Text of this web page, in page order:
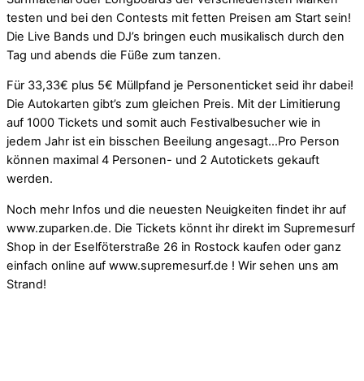
testen und bei den Contests mit fetten Preisen am Start sein!
Die Live Bands und DJ’s bringen euch musikalisch durch den
Tag und abends die Füße zum tanzen.
Für 33,33€ plus 5€ Müllpfand je Personenticket seid ihr dabei!
Die Autokarten gibt’s zum gleichen Preis. Mit der Limitierung
auf 1000 Tickets und somit auch Festivalbesucher wie in
jedem Jahr ist ein bisschen Beeilung angesagt…Pro Person
können maximal 4 Personen- und 2 Autotickets gekauft
werden.
Noch mehr Infos und die neuesten Neuigkeiten findet ihr auf
www.zuparken.de. Die Tickets könnt ihr direkt im Supremesurf
Shop in der Eselföterstraße 26 in Rostock kaufen oder ganz
einfach online auf www.supremesurf.de ! Wir sehen uns am
Strand!